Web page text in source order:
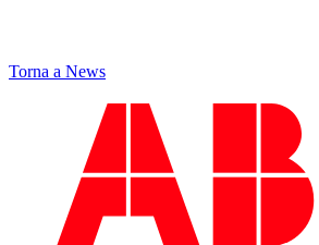
Torna a News